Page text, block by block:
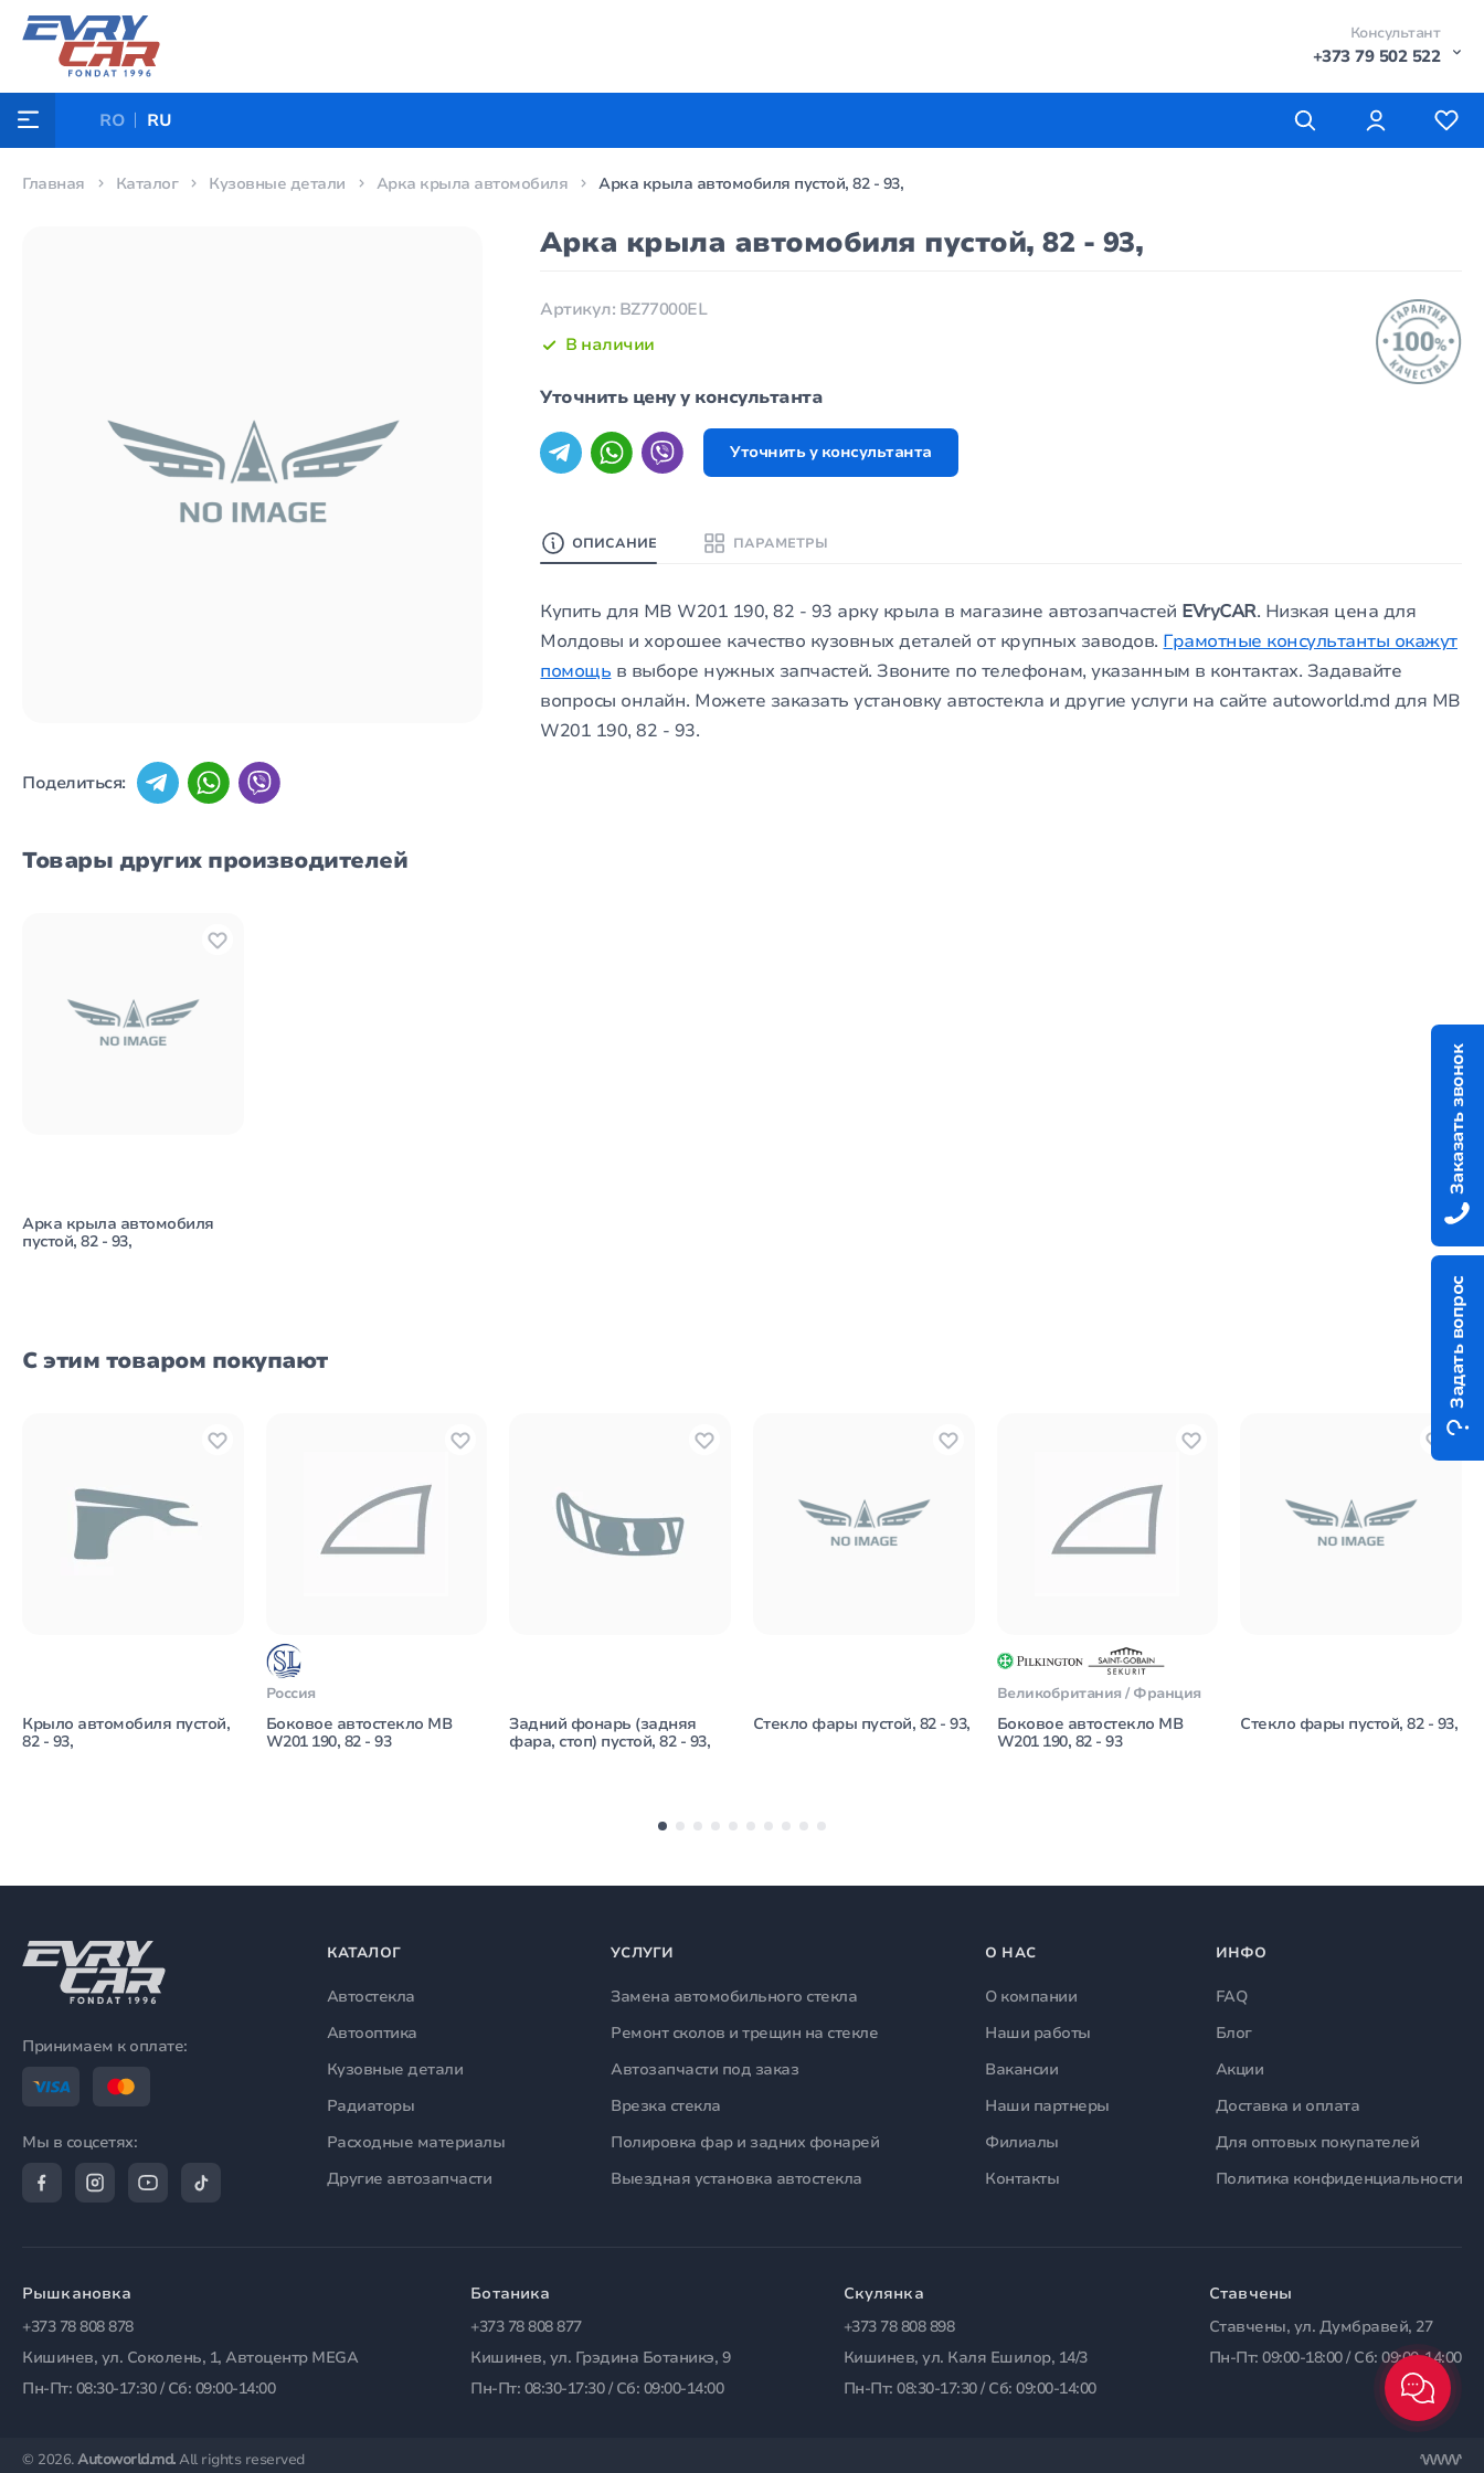
Консультант
+373 79 502 522
RO RU
Главная Каталог Кузовные детали Арка крыла автомобиля Арка крыла автомобиля пустой, 82 - 93,
Поделиться:
Арка крыла автомобиля пустой, 82 - 93,
Артикул: BZ77000EL
В наличии
Уточнить цену у консультанта
Уточнить у консультанта
ОПИСАНИЕ ПАРАМЕТРЫ
Купить для MB W201 190, 82 - 93 арку крыла в магазине автозапчастей EVryCAR. Низкая цена для
Молдовы и хорошее качество кузовных деталей от крупных заводов. Грамотные консультанты окажут
помощь в выборе нужных запчастей. Звоните по телефонам, указанным в контактах. Задавайте
вопросы онлайн. Можете заказать установку автостекла и другие услуги на сайте autoworld.md для MB
W201 190, 82 - 93.
Товары других производителей
Арка крыла автомобиля
пустой, 82 - 93,
С этим товаром покупают
Крыло автомобиля пустой,
82 - 93,
Россия
Боковое автостекло MB
W201 190, 82 - 93
Задний фонарь (задняя
фара, стоп) пустой, 82 - 93,
Стекло фары пустой, 82 - 93,
Великобритания / Франция
Боковое автостекло MB
W201 190, 82 - 93
Стекло фары пустой, 82 - 93,
Задать вопрос
Заказать звонок
Принимаем к оплате:
Мы в соцсетях:
КАТАЛОГ
Автостекла
Автооптика
Кузовные детали
Радиаторы
Расходные материалы
Другие автозапчасти
УСЛУГИ
Замена автомобильного стекла
Ремонт сколов и трещин на стекле
Автозапчасти под заказ
Врезка стекла
Полировка фар и задних фонарей
Выездная установка автостекла
О НАС
О компании
Наши работы
Вакансии
Наши партнеры
Филиалы
Контакты
ИНФО
FAQ
Блог
Акции
Доставка и оплата
Для оптовых покупателей
Политика конфиденциальности
Рышкановка
+373 78 808 878
Кишинев, ул. Соколень, 1, Автоцентр MEGA
Пн-Пт: 08:30-17:30 / Сб: 09:00-14:00
Ботаника
+373 78 808 877
Кишинев, ул. Грэдина Ботаникэ, 9
Пн-Пт: 08:30-17:30 / Сб: 09:00-14:00
Скулянка
+373 78 808 898
Кишинев, ул. Каля Ешилор, 14/3
Пн-Пт: 08:30-17:30 / Сб: 09:00-14:00
Ставчены
Ставчены, ул. Думбравей, 27
Пн-Пт: 09:00-18:00 / Сб: 09:00-14:00
© 2026.Autoworld.md.All rights reserved